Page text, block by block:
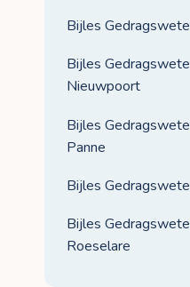
Bijles
Bijles
Nieuwpoort
Bijles
Panne
Bijles
Bijles
Roeselare